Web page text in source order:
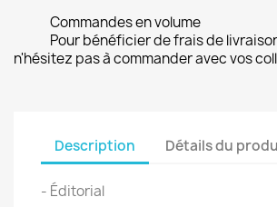
Commandes en volume
Pour bénéficier de frais de
n'hésitez pas à commander avec vos
Description Détails du
- Éditorial